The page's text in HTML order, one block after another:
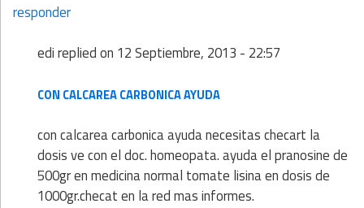
responder
edireplied on 12 Septiembre, 2013 - 22:57
CON CALCAREA CARBONICA AYUDA
con calcarea carbonica ayuda necesitas checart la
dosis ve con el doc. homeopata. ayuda el pranosine de
500gr en medicina normal tomate lisina en dosis de
1000gr.checat en la red mas informes.